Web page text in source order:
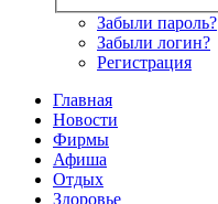
Забыли пароль?
Забыли логин?
Регистрация
Главная
Новости
Фирмы
Афиша
Отдых
Здоровье